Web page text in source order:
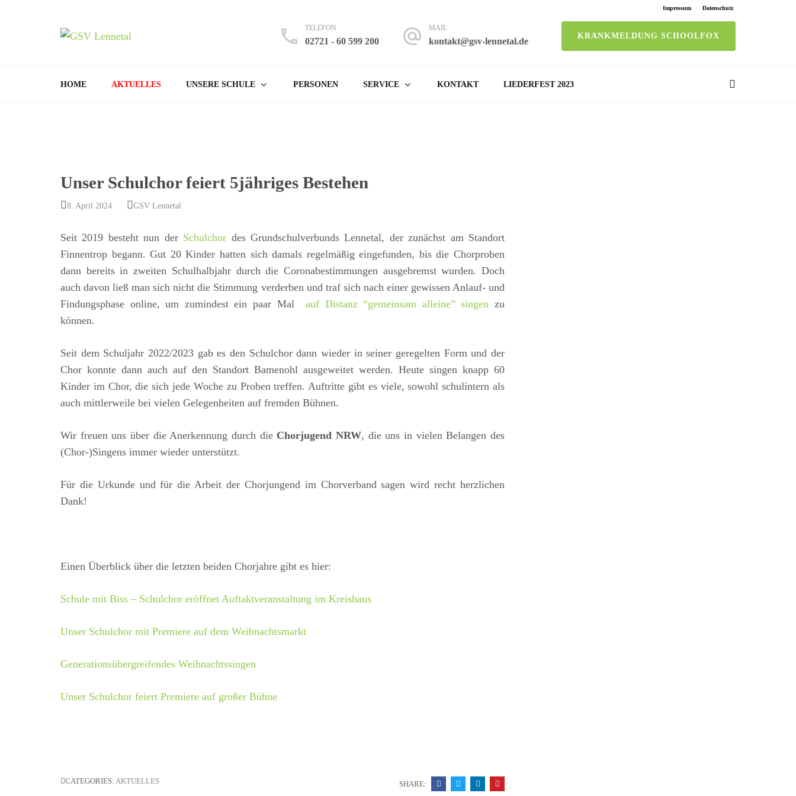
Impressum Datenschutz
GSV Lennetal
Bamenohl – Finnentrop – Rönkhausen
TELEFON
02721 - 60 599 200
MAIL
kontakt@gsv-lennetal.de KRANKMELDUNG SCHOOLFOX
HOME AKTUELLES UNSERE SCHULE PERSONEN SERVICE KONTAKT LIEDERFEST 2023
Unser Schulchor feiert 5jähriges Bestehen
8. April 2024 GSV Lennetal
Seit 2019 besteht nun der Schulchor des Grundschulverbunds Lennetal, der zunächst am Standort
Finnentrop begann. Gut 20 Kinder hatten sich damals regelmäßig eingefunden, bis die Chorproben
dann bereits in zweiten Schulhalbjahr durch die Coronabestimmungen ausgebremst wurden. Doch
auch davon ließ man sich nicht die Stimmung verderben und traf sich nach einer gewissen Anlauf- und
Findungsphase online, um zumindest ein paar Mal auf Distanz “gemeinsam alleine” singen zu
können.
Seit dem Schuljahr 2022/2023 gab es den Schulchor dann wieder in seiner geregelten Form und der
Chor konnte dann auch auf den Standort Bamenohl ausgeweitet werden. Heute singen knapp 60
Kinder im Chor, die sich jede Woche zu Proben treffen. Auftritte gibt es viele, sowohl schulintern als
auch mittlerweile bei vielen Gelegenheiten auf fremden Bühnen.
Wir freuen uns über die Anerkennung durch die Chorjugend NRW, die uns in vielen Belangen des
(Chor-)Singens immer wieder unterstützt.
Für die Urkunde und für die Arbeit der Chorjungend im Chorverband sagen wird recht herzlichen
Dank!
Einen Überblick über die letzten beiden Chorjahre gibt es hier:
Schule mit Biss – Schulchor eröffnet Auftaktveranstaltung im Kreishaus
Unser Schulchor mit Premiere auf dem Weihnachtsmarkt
Generationsübergreifendes Weihnachtssingen
Unser Schulchor feiert Premiere auf großer Bühne
CATEGORIES: AKTUELLES SHARE: